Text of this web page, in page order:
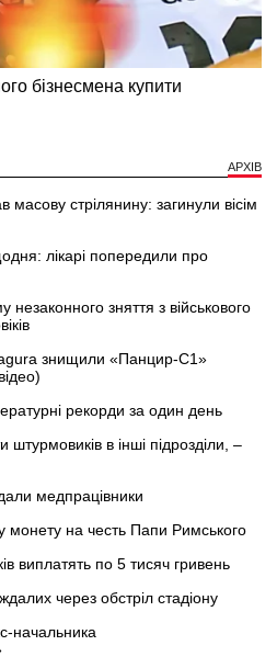
АРХІВ
масову стрілянину: загинули вісім
лікарі попередили про
незаконного зняття з військового
знищили «Панцир-С1»
рекорди за один день
в інші підрозділи, –
медпрацівники
монету на честь Папи Римського
виплатять по 5 тисяч гривень
через обстріл стадіону
начальника